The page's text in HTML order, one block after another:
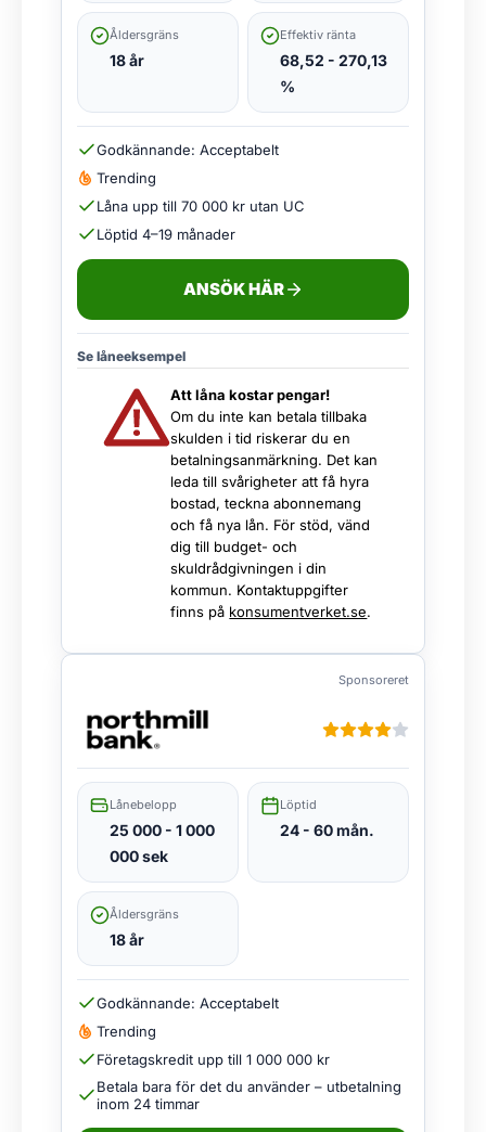
Åldersgräns
18 år
Effektiv ränta
68,52 - 270,13
%
Godkännande: Acceptabelt
Trending
Låna upp till 70 000 kr utan UC
Löptid 4–19 månader
ANSÖK HÄR
Se låneeksempel
Att låna kostar pengar!
Om du inte kan betala tillbaka
skulden i tid riskerar du en
betalningsanmärkning. Det kan
leda till svårigheter att få hyra
bostad, teckna abonnemang
och få nya lån. För stöd, vänd
dig till budget- och
skuldrådgivningen i din
kommun. Kontaktuppgifter
finns på konsumentverket.se.
Sponsoreret
Lånebelopp
25 000 - 1 000
000 sek
Löptid
24 - 60 mån.
Åldersgräns
18 år
Godkännande: Acceptabelt
Trending
Företagskredit upp till 1 000 000 kr
Betala bara för det du använder – utbetalning
inom 24 timmar